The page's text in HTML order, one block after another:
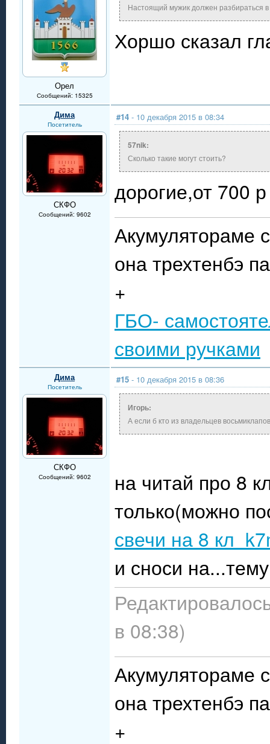
Орел
Сообщений: 15325
Настоящий мужик должен разбираться в
Хоршо сказал
Дима
Посетитель
СКФО
Сообщений: 9602
#14 - 10 декабря 2015 в 08:34
57nik:
Сколько такие могут стоить?
дорогие,от 700
Акумулятораме
она трехтенбэ
+
ГБО-
своими ручками
Дима
Посетитель
СКФО
Сообщений: 9602
#15 - 10 декабря 2015 в 08:36
Игорь:
А если б кто из владельцев восьмиклапов
на читай про 8
только(можно
свечи на 8 кл
и сноси на...тему
в 08:38)
Акумулятораме
она трехтенбэ
+